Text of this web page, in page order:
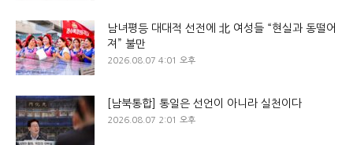
남녀평등 대대적 선전에 北 여성들 “현실과 동떨어
져” 불만
2026.08.07 4:01 오후
[남북통합] 통일은 선언이 아니라 실천이다
2026.08.07 2:01 오후